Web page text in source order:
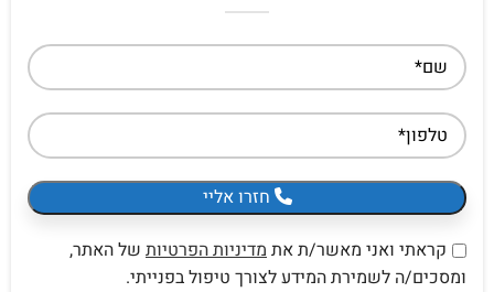
חזרו אליי
קראתי ואני מאשר/ת אתמדיניות הפרטיות של האתר,
ומסכים/ה לשמירת המידע לצורך טיפול בפנייתי.